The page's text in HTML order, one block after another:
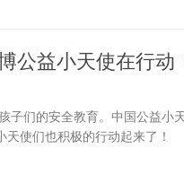
公益小天使在行动
们的安全教育。中国公益小
天使们也积极的行动起来